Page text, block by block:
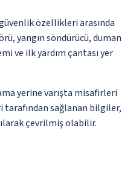
özellikleri arasında
yangın söndürücü, duman
ve ilk yardım çantası yer
yerine varışta misafirleri
tarafından sağlanan bilgiler,
çevrilmiş olabilir.